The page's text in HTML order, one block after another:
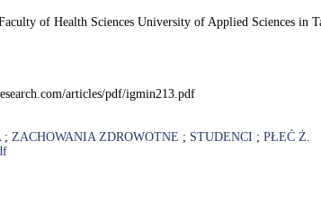
of Health Sciences University of Applied Sciences
articles/pdf/igmin213.pdf
; ZACHOWANIA ZDROWOTNE ; STUDENCI ; PŁEĆ Ż.